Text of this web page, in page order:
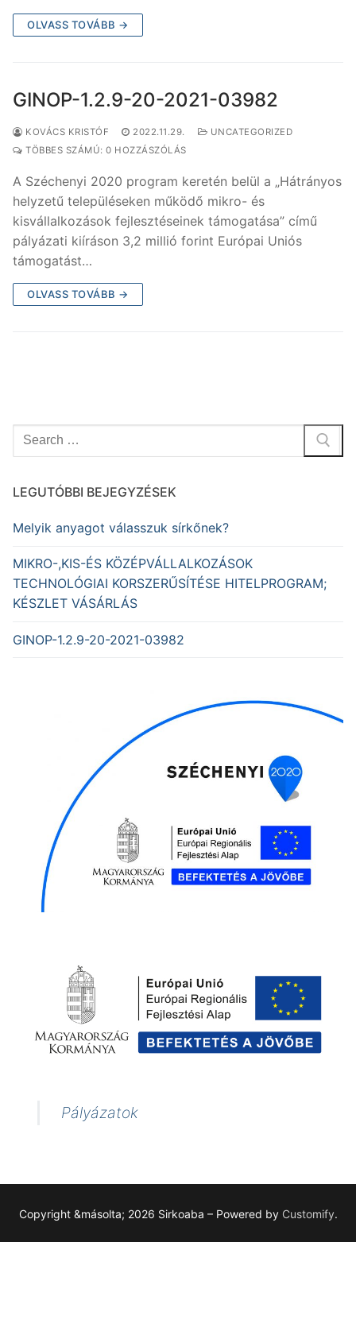
OLVASS TOVÁBB →
GINOP-1.2.9-20-2021-03982
KOVÁCS KRISTÓF 2022.11.29.
UNCATEGORIZED
TÖBBES SZÁMÚ: 0 HOZZÁSZÓLÁS
A Széchenyi 2020 program keretén belül a „Hátrányos
helyzetű településeken működő mikro- és
kisvállalkozások fejlesztéseinek támogatása” című
pályázati kiíráson 3,2 millió forint Európai Uniós
támogatást…
OLVASS TOVÁBB →
Keresése:
LEGUTÓBBI BEJEGYZÉSEK
Melyik anyagot válasszuk sírkőnek?
MIKRO-,KIS-ÉS KÖZÉPVÁLLALKOZÁSOK
TECHNOLÓGIAI KORSZERŰSÍTÉSE HITELPROGRAM;
KÉSZLET VÁSÁRLÁS
GINOP-1.2.9-20-2021-03982
Pályázatok
Copyright &másolta; 2026 Sirkoaba – Powered by Customify.